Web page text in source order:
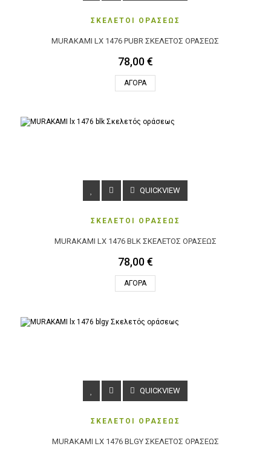
ΣΚΕΛΕΤΟΙ ΟΡΑΣΕΩΣ
MURAKAMI LX 1476 PUBR ΣΚΕΛΕΤΌΣ ΟΡΆΣΕΩΣ
78,00 €
ΑΓΟΡΆ
QUICKVIEW
ΣΚΕΛΕΤΟΙ ΟΡΑΣΕΩΣ
MURAKAMI LX 1476 BLK ΣΚΕΛΕΤΌΣ ΟΡΆΣΕΩΣ
78,00 €
ΑΓΟΡΆ
QUICKVIEW
ΣΚΕΛΕΤΟΙ ΟΡΑΣΕΩΣ
MURAKAMI LX 1476 BLGY ΣΚΕΛΕΤΌΣ ΟΡΆΣΕΩΣ